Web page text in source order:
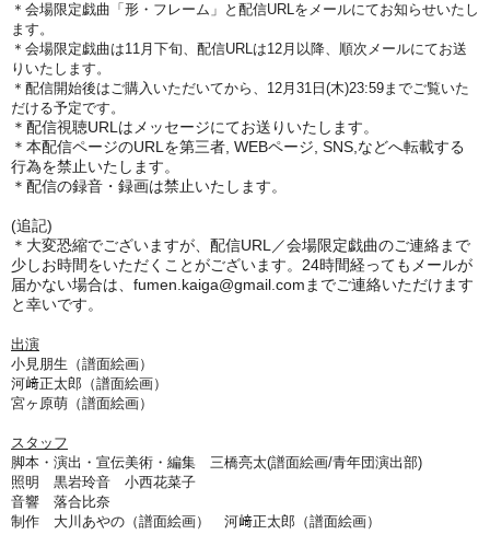
＊会場限定戯曲「形・フレーム 」と配信URLをメールにてお知らせいたし
ます。
＊ 会場限定戯曲は11月下旬、 配信URLは12月以降、順次メールにてお送
りいたします。
＊配信開始後はご購入いただいてから、12月31日(木)23:59までご覧いた
だける予定です。
＊配信視聴URLはメッセージにてお送りいたします。
＊本配信ページのURLを第三者, WEBページ, SNS,などへ転載する
行為を禁止いたします。
＊配信の録音・録画は禁止いたします。
(追記)
＊大変恐縮でございますが、配信URL／会場限定戯曲のご連絡まで
少しお時間をいただくことがございます。24時間経ってもメールが
届かない場合は、fumen.kaiga@gmail.comまでご連絡いただけます
と幸いです。
出演
小見朋生（譜面絵画）
河﨑正太郎（譜面絵画）
宮ヶ原萌（譜面絵画）
スタッフ
脚本・演出・宣伝美術・編集 三橋亮太(譜面絵画/⻘年団演出部)
照明 黒岩玲音 小西花菜子
音響 落合比奈
制作 大川あやの（譜面絵画） 河﨑正太郎（譜面絵画）